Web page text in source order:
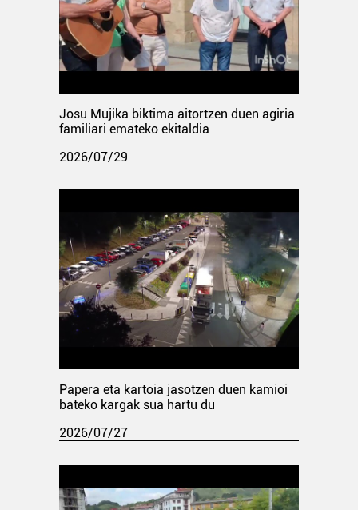
Josu Mujika biktima aitortzen duen agiria
familiari emateko ekitaldia
2026/07/29
Papera eta kartoia jasotzen duen kamioi
bateko kargak sua hartu du
2026/07/27